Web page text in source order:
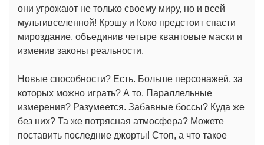
они угрожают не только своему миру, но и всей
мультивселенной! Крэшу и Коко предстоит спасти
мироздание, объединив четыре квантовые маски и
изменив законы реальности.
Новые способности? Есть. Больше персонажей, за
которых можно играть? А то. Параллельные
измерения? Разумеется. Забавные боссы? Куда же
без них? Та же потрясная атмосфера? Можете
поставить последние джорты! Стоп, а что такое